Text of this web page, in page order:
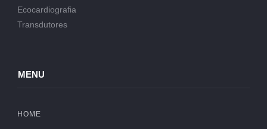
Ecocardiografia
Transdutores
MENU
HOME